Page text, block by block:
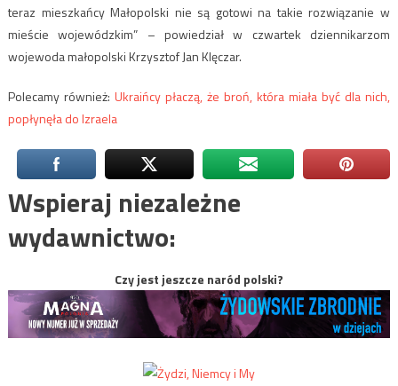
teraz mieszkańcy Małopolski nie są gotowi na takie rozwiązanie w
mieście wojewódzkim” – powiedział w czwartek dziennikarzom
wojewoda małopolski Krzysztof Jan Klęczar.
Polecamy również: Ukraińcy płaczą, że broń, która miała być dla nich,
popłynęła do Izraela
Wspieraj niezależne
wydawnictwo:
Czy jest jeszcze naród polski?